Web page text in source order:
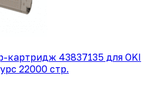
43837135 для OKI
22000 стр.